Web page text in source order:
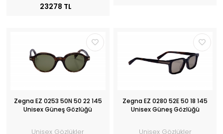
23278 TL
Zegna EZ 0253 50N 50 22 145
Unisex Güneş Gözlüğü
Unisex Gözlükler
Zegna EZ 0280 52E 50 18 145
Unisex Güneş Gözlüğü
Unisex Gözlükler